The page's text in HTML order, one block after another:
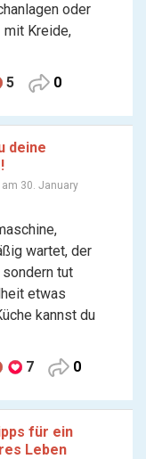
oder
Kreide,
5 0
deine
am 30. January
wartet, der
tut
etwas
kannst du
7 0
für ein
Leben